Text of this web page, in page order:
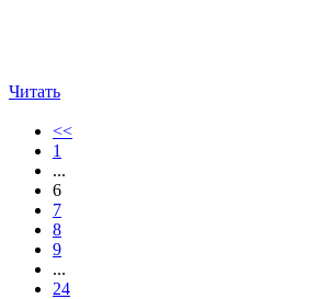
Читать
<<
1
...
6
7
8
9
...
24